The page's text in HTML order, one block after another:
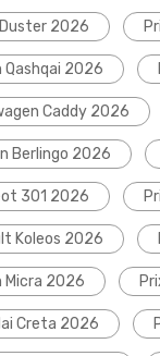
2026
Qashqai 2026
Caddy 2026
Berlingo 2026
301 2026
Koleos 2026
Micra 2026
Creta 2026